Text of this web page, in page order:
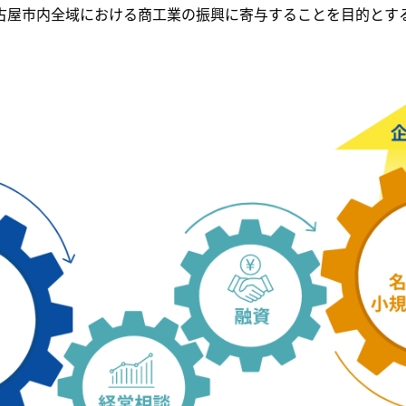
屋市内全域における商工業の振興に寄与することを目的とす